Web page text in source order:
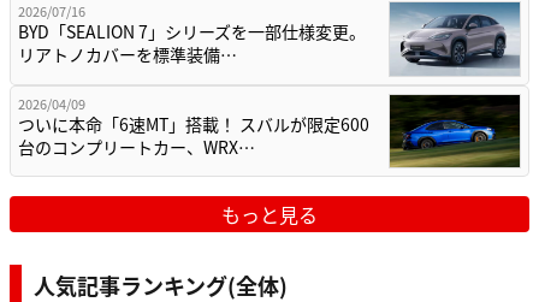
2026/07/16
BYD「SEALION 7」シリーズを一部仕様変更。
リアトノカバーを標準装備…
2026/04/09
ついに本命「6速MT」搭載！ スバルが限定600
台のコンプリートカー、WRX…
もっと見る
人気記事ランキング(全体)